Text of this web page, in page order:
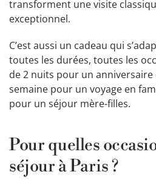
transforment une visite
exceptionnel.
C’est aussi un cadeau qui
toutes les durées, toutes les
de 2 nuits pour un
semaine pour un voyage en
pour un séjour mère-filles.
Pour quelles
séjour à Paris ?